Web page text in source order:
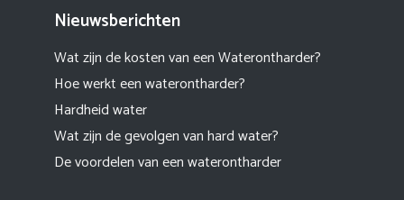
Nieuwsberichten
Wat zijn de kosten van een Waterontharder?
Hoe werkt een waterontharder?
Hardheid water
Wat zijn de gevolgen van hard water?
De voordelen van een waterontharder